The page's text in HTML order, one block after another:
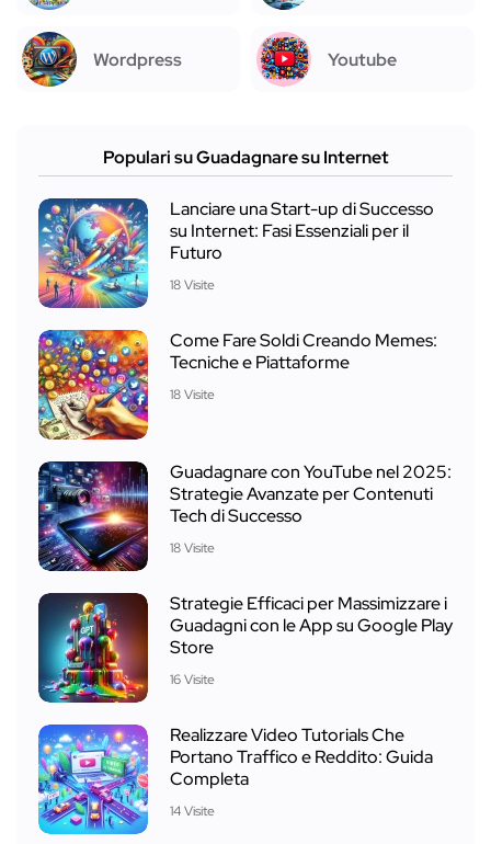
Wordpress Youtube
Populari su Guadagnare su Internet
Lanciare una Start-up di Successo
su Internet: Fasi Essenziali per il
Futuro
18 Visite
Come Fare Soldi Creando Memes:
Tecniche e Piattaforme
18 Visite
Guadagnare con YouTube nel 2025:
Strategie Avanzate per Contenuti
Tech di Successo
18 Visite
Strategie Efficaci per Massimizzare i
Guadagni con le App su Google Play
Store
16 Visite
Realizzare Video Tutorials Che
Portano Traffico e Reddito: Guida
Completa
14 Visite